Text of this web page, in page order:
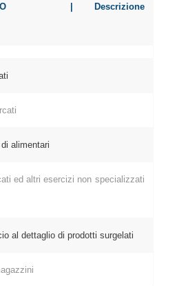
| Descrizione
alimentari
ed altri esercizi non specializzati
dettaglio di prodotti surgelati